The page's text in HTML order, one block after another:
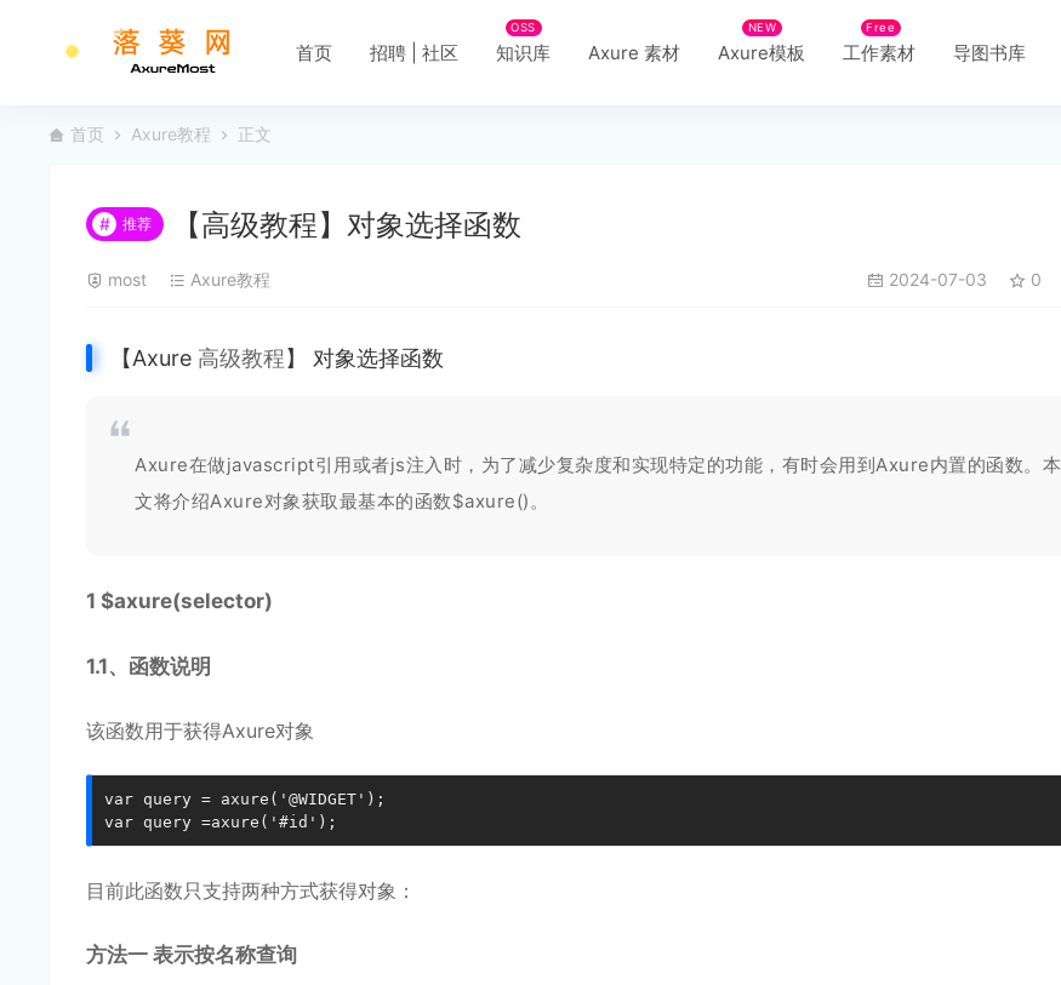
首页 招聘 | 社区 知识库
OSS
Axure 素材 Axure模板
NEW
工作素材
Free
导图书库
首页 Axure教程 正文
# 推荐 【高级教程】对象选择函数
most Axure教程 2024-07-03 0
【Axure 高级教程】 对象选择函数
Axure在做javascript引用或者js注入时，为了减少复杂度和实现特定的功能，有时会用到Axure内置的函数。本
文将介绍Axure对象获取最基本的函数$axure()。
1 $axure(selector)
1.1、函数说明
该函数用于获得Axure对象
var query = axure('@WIDGET');
var query =axure('#id');
目前此函数只支持两种方式获得对象：
方法一 表示按名称查询